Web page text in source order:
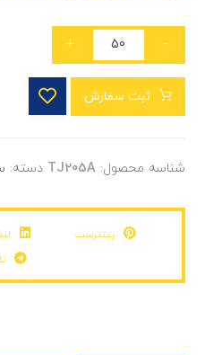
-
+
ثبت سفارش
شناسه محصول:TJ205A دسته:
پینترست